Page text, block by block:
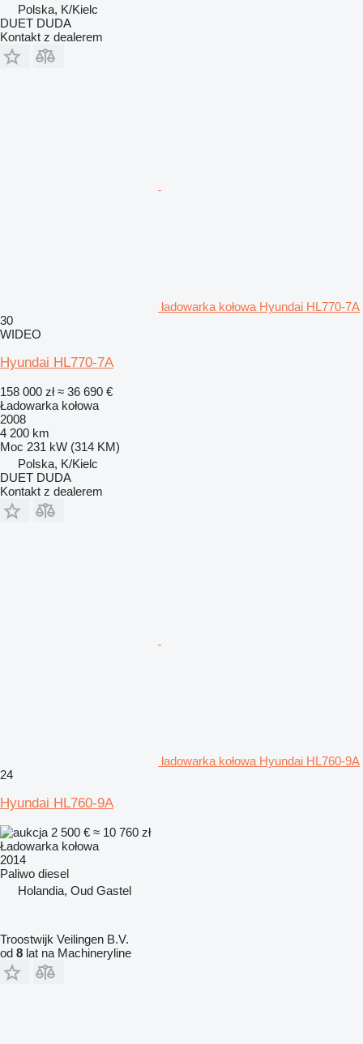
Polska, K/Kielc
DUET DUDA
Kontakt z dealerem
ładowarka kołowa Hyundai HL770-7A
30
WIDEO
Hyundai HL770-7A
158 000 zł ≈ 36 690 €
Ładowarka kołowa
2008
4 200 km
Moc 231 kW (314 KM)
Polska, K/Kielc
DUET DUDA
Kontakt z dealerem
ładowarka kołowa Hyundai HL760-9A
24
Hyundai HL760-9A
2 500 € ≈ 10 760 zł
Ładowarka kołowa
2014
Paliwo diesel
Holandia, Oud Gastel
Troostwijk Veilingen B.V.
od 8 lat na Machineryline